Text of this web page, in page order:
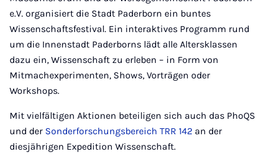
e.V. organisiert die Stadt Paderborn ein buntes
Wissenschaftsfestival. Ein interaktives Programm rund
um die Innenstadt Paderborns lädt alle Altersklassen
dazu ein, Wissenschaft zu erleben – in Form von
Mitmachexperimenten, Shows, Vorträgen oder
Workshops.
Mit vielfältigen Aktionen beteiligen sich auch das PhoQS
und der Sonderforschungsbereich TRR 142 an der
diesjährigen Expedition Wissenschaft.